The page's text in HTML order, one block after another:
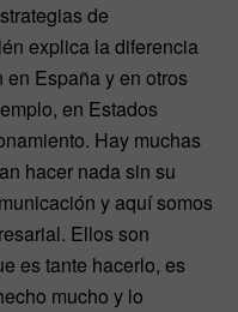
de
explica la diferencia
España y en otros
en Estados
Hay muchas
hacer nada sin su
y aquí somos
Ellos son
es tante hacerlo, es
mucho y lo